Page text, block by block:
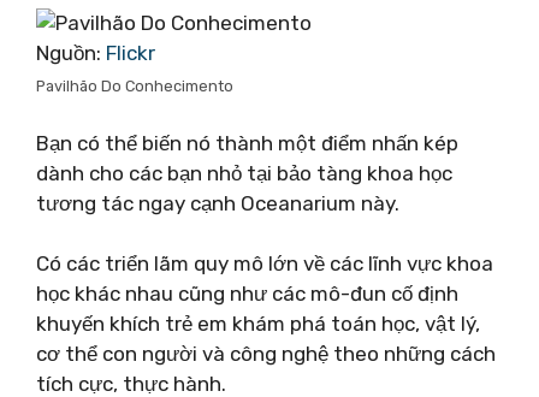
Nguồn: Flickr
Pavilhão Do Conhecimento
Bạn có thể biến nó thành một điểm nhấn kép
dành cho các bạn nhỏ tại bảo tàng khoa học
tương tác ngay cạnh Oceanarium này.
Có các triển lãm quy mô lớn về các lĩnh vực khoa
học khác nhau cũng như các mô-đun cố định
khuyến khích trẻ em khám phá toán học, vật lý,
cơ thể con người và công nghệ theo những cách
tích cực, thực hành.